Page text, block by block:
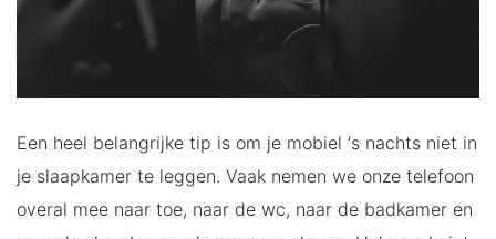
Een heel belangrijke tip is om je mobiel ‘s nachts niet in
je slaapkamer te leggen. Vaak nemen we onze telefoon
overal mee naar toe, naar de wc, naar de badkamer en